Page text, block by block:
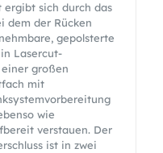
ergibt sich durch das
dem der Rücken
gepolsterte
Lasercut-
großen
mit
wie
verstauen. Der
ist in zwei